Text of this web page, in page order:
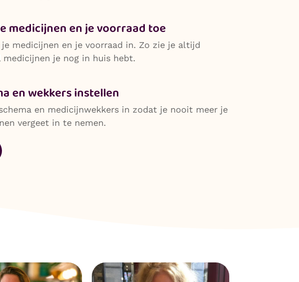
medicijnen en je voorraad toe
medicijnen en je voorraad in. Zo zie je altijd
medicijnen je nog in huis hebt.
en wekkers instellen
en medicijnwekkers in zodat je nooit meer je
vergeet in te nemen.